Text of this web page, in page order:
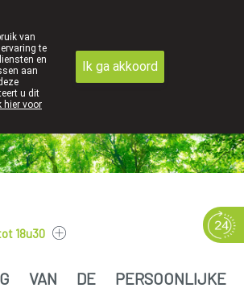
18u30
van de persoonlijke
van
te
en
aan
u dit
hier voor
Ik ga akkoord